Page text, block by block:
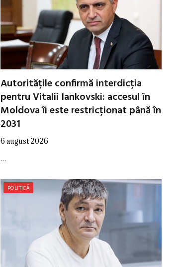
Autoritățile confirmă interdicția
pentru Vitalii Iankovski: accesul în
Moldova îi este restricționat până în
2031
6 august 2026
…
POLITICĂ